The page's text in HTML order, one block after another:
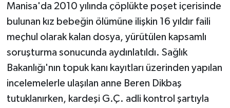
Manisa'da 2010 yılında çöplükte poşet içerisinde
bulunan kız bebeğin ölümüne ilişkin 16 yıldır faili
meçhul olarak kalan dosya, yürütülen kapsamlı
soruşturma sonucunda aydınlatıldı. Sağlık
Bakanlığı'nın topuk kanı kayıtları üzerinden yapılan
incelemelerle ulaşılan anne Beren Dikbaş
tutuklanırken, kardeşi G.Ç. adli kontrol şartıyla